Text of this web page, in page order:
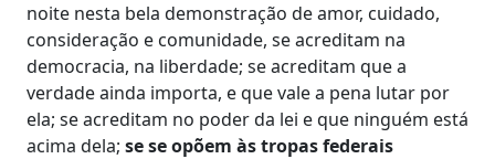
noite nesta bela demonstração de amor, cuidado,
consideração e comunidade, se acreditam na
democracia, na liberdade; se acreditam que a
verdade ainda importa, e que vale a pena lutar por
ela; se acreditam no poder da lei e que ninguém está
acima dela; se se opõem às tropas federais